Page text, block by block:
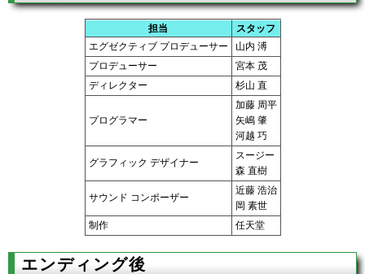
担当
スタッフ
エグゼクティブ プロデューサー
山内 溥
プロデューサー
宮本 茂
ディレクター
杉山 直
プログラマー
加藤 周平
矢嶋 肇
河越 巧
グラフィック デザイナー
スージー
森 直樹
サウンド コンポーザー
近藤 浩治
岡 素世
制作
任天堂
エンディング後